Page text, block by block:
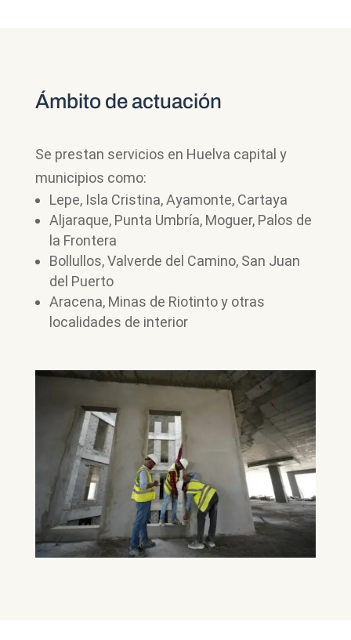
Ámbito de actuación
Se prestan servicios en Huelva capital y
municipios como:
Lepe, Isla Cristina, Ayamonte, Cartaya
Aljaraque, Punta Umbría, Moguer, Palos de
la Frontera
Bollullos, Valverde del Camino, San Juan
del Puerto
Aracena, Minas de Riotinto y otras
localidades de interior